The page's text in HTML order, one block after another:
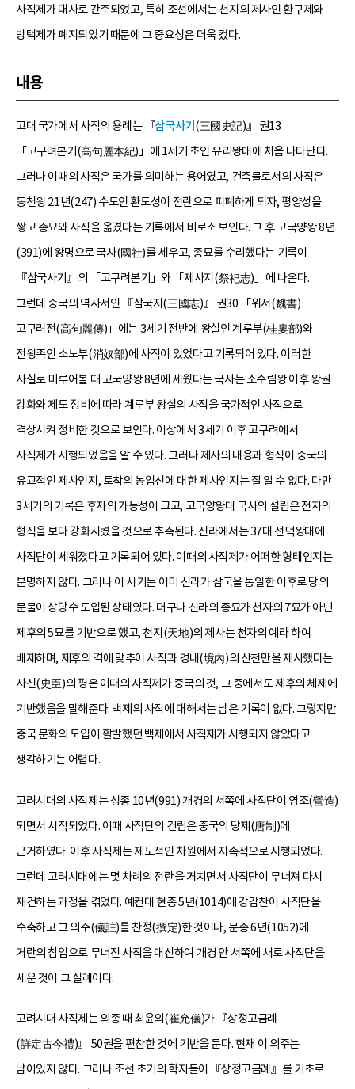
사직제가 대사로 간주되었고, 특히 조선에서는 천지의 제사인 환구제와
방택제가 폐지되었기 때문에 그 중요성은 더욱 컸다.
내용
고대 국가에서 사직의 용례는 『삼국사기 (三國史記)』 권13
「고구려본기(高句麗本紀)」에 1세기 초인 유리왕대에 처음 나타난다.
그러나 이때의 사직은 국가를 의미하는 용어였고, 건축물로서의 사직은
동천왕 21년(247) 수도인 환도성이 전란으로 피폐하게 되자, 평양성을
쌓고 종묘와 사직을 옮겼다는 기록에서 비로소 보인다. 그 후 고국양왕 8년
(391)에 왕명으로 국사(國社)를 세우고, 종묘를 수리했다는 기록이
『삼국사기』의 「고구려본기」와 「제사지(祭祀志)」에 나온다.
그런데 중국의 역사서인 『삼국지(三國志)』 권30 「위서(魏書)
고구려전(高句麗傳)」에는 3세기 전반에 왕실인 계루부(桂婁部)와
전왕족인 소노부(消奴部)에 사직이 있었다고 기록되어 있다. 이러한
사실로 미루어볼 때 고국양왕 8년에 세웠다는 국사는 소수림왕 이후 왕권
강화와 제도 정비에 따라 계루부 왕실의 사직을 국가적인 사직으로
격상시켜 정비한 것으로 보인다. 이상에서 3세기 이후 고구려에서
사직제가 시행되었음을 알 수 있다. 그러나 제사의 내용과 형식이 중국의
유교적인 제사인지, 토착의 농업신에 대한 제사인지는 잘 알 수 없다. 다만
3세기의 기록은 후자의 가능성이 크고, 고국양왕대 국사의 설립은 전자의
형식을 보다 강화시켰을 것으로 추측된다. 신라에서는 37대 선덕왕대에
사직단이 세워졌다고 기록되어 있다. 이때의 사직제가 어떠한 형태인지는
분명하지 않다. 그러나 이 시기는 이미 신라가 삼국을 통일한 이후로 당의
문물이 상당수 도입된 상태였다. 더구나 신라의 종묘가 천자의 7묘가 아닌
제후의 5묘를 기반으로 했고, 천지(天地)의 제사는 천자의 예라 하여
배제하며, 제후의 격에 맞추어 사직과 경내(境內)의 산천만을 제사했다는
사신(史臣)의 평은 이때의 사직제가 중국의 것, 그 중에서도 제후의 체제에
기반했음을 말해준다. 백제의 사직에 대해서는 남은 기록이 없다. 그렇지만
중국 문화의 도입이 활발했던 백제에서 사직제가 시행되지 않았다고
생각하기는 어렵다.
고려시대의 사직제는 성종 10년(991) 개경의 서쪽에 사직단이 영조(營造)
되면서 시작되었다. 이때 사직단의 건립은 중국의 당제(唐制)에
근거하였다. 이후 사직제는 제도적인 차원에서 지속적으로 시행되었다.
그런데 고려시대에는 몇 차례의 전란을 거치면서 사직단이 무너져 다시
재건하는 과정을 겪었다. 예컨대 현종 5년(1014)에 강감찬이 사직단을
수축하고 그 의주(儀註)를 찬정(撰定)한 것이나, 문종 6년(1052)에
거란의 침입으로 무너진 사직을 대신하여 개경 안 서쪽에 새로 사직단을
세운 것이 그 실례이다.
고려시대 사직제는 의종 때 최윤의(崔允儀)가 『상정고금례
(詳定古今禮)』 50권을 편찬한 것에 기반을 둔다. 현재 이 의주는
남아있지 않다. 그러나 조선 초기의 학자들이 『상정고금례』를 기초로